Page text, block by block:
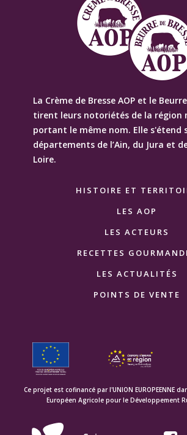
La Crème de Bresse AOP et le
tirent leurs notoriétés de la région
portant le même nom. Elle s'étend
départements de l’Ain, du Jura et
Loire.
HISTOIRE ET
LES AOP
LES ACTEURS
RECETTES
LES ACTUALITÉS
POINTS DE VENTE
Ce projet est cofinancé par l'UNION EUROPEENNE
Européen Agricole pour le Développement